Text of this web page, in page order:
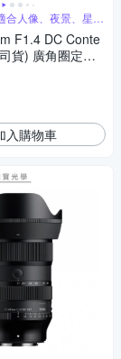
合人像、夜景、星空
F1.4 DC Conte
貨) 廣角圈定焦
鏡 APS-C 無反
入購物車